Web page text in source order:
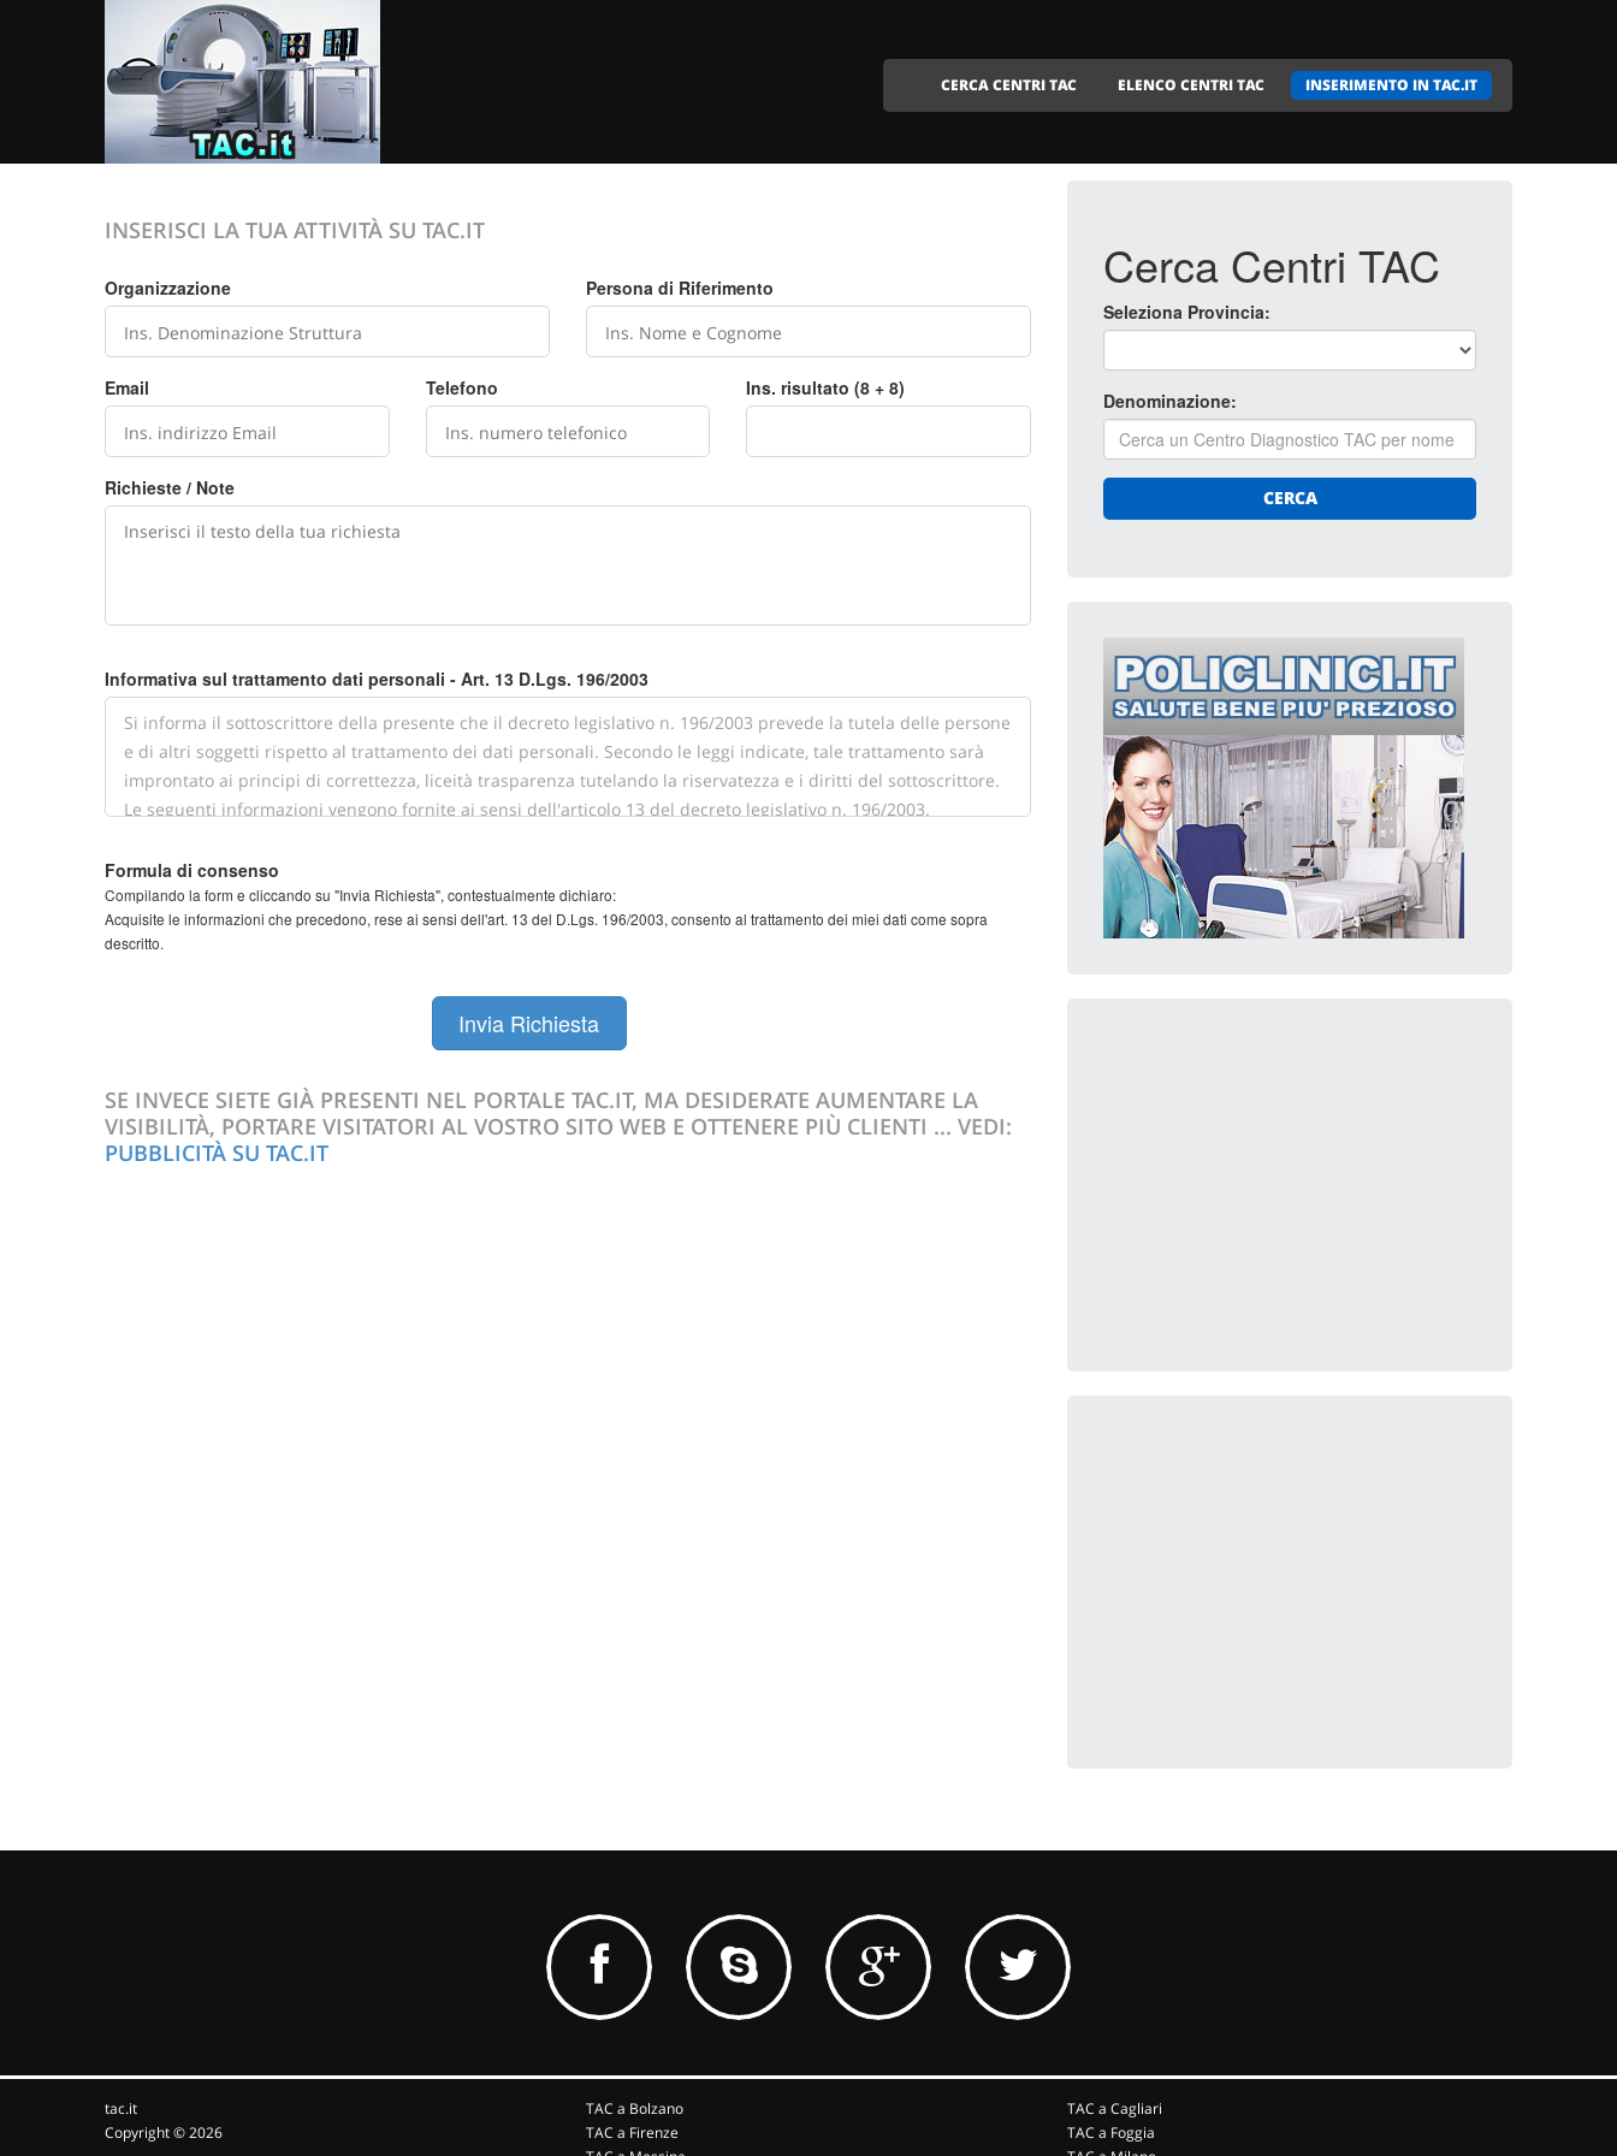
CERCA CENTRI TAC ELENCO CENTRI TAC INSERIMENTO IN TAC.IT
INSERISCI LA TUA ATTIVITÀ SU TAC.IT
Organizzazione Persona di Riferimento
Email Telefono Ins. risultato (8 + 8)
Richieste / Note
Informativa sul trattamento dati personali - Art. 13 D.Lgs. 196/2003
Formula di consenso
Compilando la form e cliccando su "Invia Richiesta", contestualmente dichiaro:
Acquisite le informazioni che precedono, rese ai sensi dell'art. 13 del D.Lgs. 196/2003, consento al trattamento dei miei dati come sopra
descritto.
Invia Richiesta
SE INVECE SIETE GIÀ PRESENTI NEL PORTALE TAC.IT, MA DESIDERATE AUMENTARE LA
VISIBILITÀ, PORTARE VISITATORI AL VOSTRO SITO WEB E OTTENERE PIÙ CLIENTI ... VEDI:
PUBBLICITÀ SU TAC.IT
Cerca Centri TAC
Seleziona Provincia:
Denominazione:
CERCA
tac.it
Copyright © 2026
TAC a Bolzano
TAC a Firenze
TAC a Cagliari
TAC a Foggia